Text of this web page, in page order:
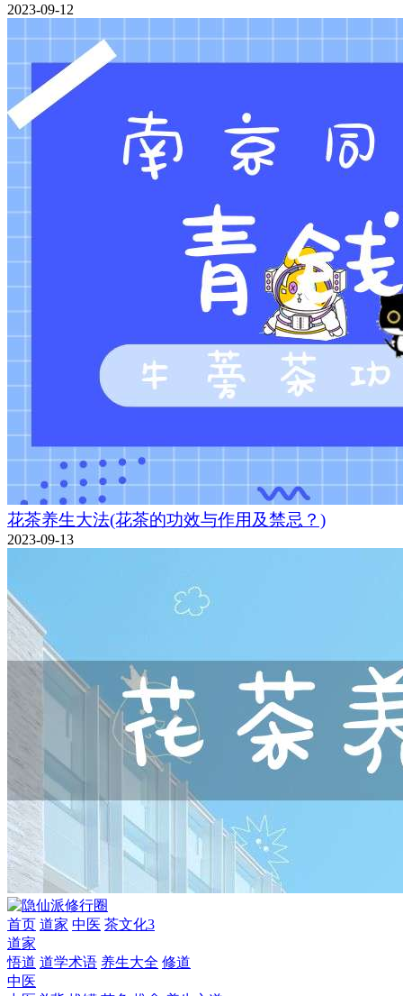
2023-09-12
花茶养生大法(花茶的功效与作用及禁忌？)
2023-09-13
首页 道家 中医 茶文化3
道家
悟道 道学术语 养生大全 修道
中医